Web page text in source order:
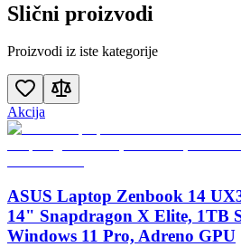
Slični proizvodi
Proizvodi iz iste kategorije
Akcija
ASUS Laptop Zenbook 14
14" Snapdragon X Elite, 1TB
Windows 11 Pro, Adreno GPU